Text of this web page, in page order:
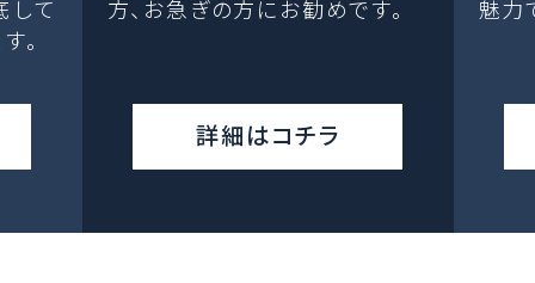
して
。
方、お急ぎの方にお勧めです。
詳細はコチラ
魅力